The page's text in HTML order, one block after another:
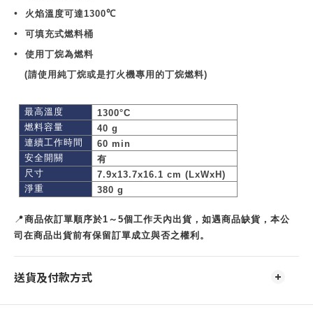
• 火焰溫度可達1300℃
• 可填充式燃料桶
•
使用丁烷為燃料
(請使用純丁烷或是打火機專用的丁烷燃料)
最高溫度
1300°C
燃料容量
40 g
連續工作時間
60 min
安全開關
有
尺寸
7.9x13.7x16.1 cm (LxWxH)
淨重
380 g
📍商品依訂單順序於1～5個工作天內出貨，如遇商品缺貨，本公
司在商品出貨前有保留訂單成立與否之權利。
送貨及付款方式